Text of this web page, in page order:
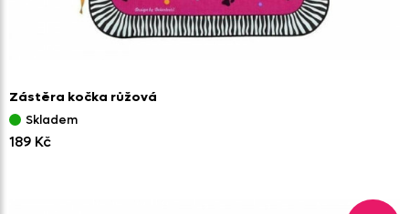
Zástěra kočka růžová
Skladem
189 Kč